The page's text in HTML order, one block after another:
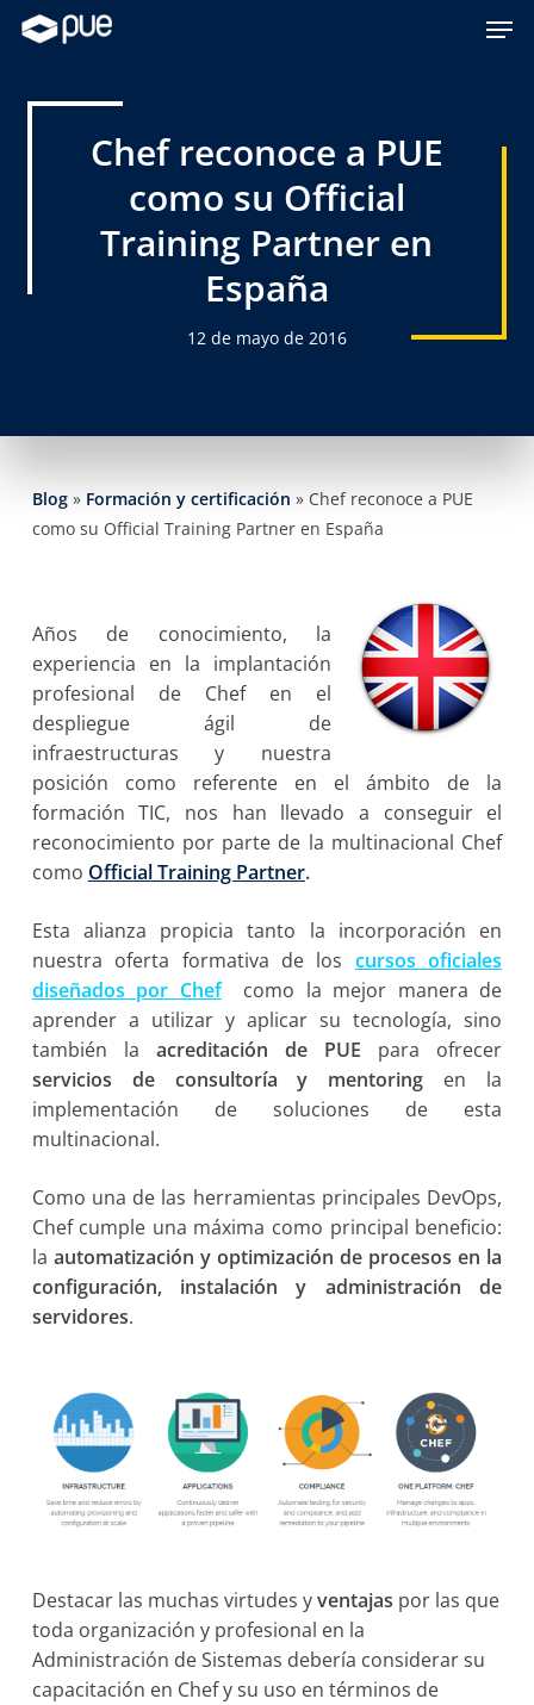
Skip
content
Chef reconoce a PUE
como su Official
Training Partner en
España
12 de mayo de 2016
Blog» Formación y certificación » Chef reconoce a PUE
como su Official Training Partner en España
Años de conocimiento, la
experiencia en la implantación
profesional de Chef en el
despliegue ágil de
infraestructuras y nuestra
posición como referente en el ámbito de la
formación TIC, nos han llevado a conseguir el
reconocimiento por parte de la multinacional Chef
como Official Training Partner.
Esta alianza propicia tanto la incorporación en
nuestra oferta formativa de los cursos oficiales
diseñados por Chefcomo la mejor manera de
aprender a utilizar y aplicar su tecnología, sino
también la acreditación de PUE para ofrecer
servicios de consultoría y mentoring en la
implementación de soluciones de esta
multinacional.
Como una de las herramientas principales DevOps,
Chef cumple una máxima como principal beneficio:
la automatización y optimización de procesos en la
configuración, instalación y administración de
servidores.
Destacar las muchas virtudes yventajas por las que
toda organización y profesional en la
Administración de Sistemas debería considerar su
capacitación en Chef y su uso en términos de